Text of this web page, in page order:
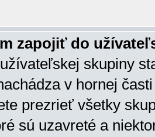
zapojiť do
skupiny
v hornej
prezrieť všetky
sú uzavreté a